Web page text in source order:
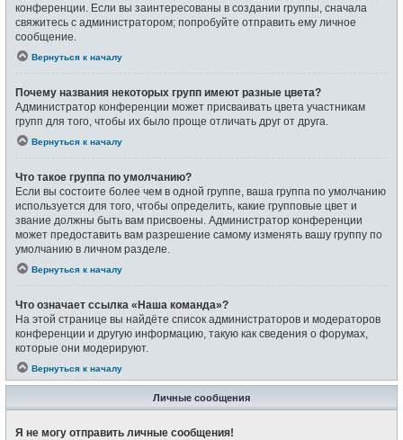
конференции. Если вы заинтересованы в создании группы, сначала
свяжитесь с администратором; попробуйте отправить ему личное
сообщение.
Вернуться к началу
Почему названия некоторых групп имеют разные цвета?
Администратор конференции может присваивать цвета участникам
групп для того, чтобы их было проще отличать друг от друга.
Вернуться к началу
Что такое группа по умолчанию?
Если вы состоите более чем в одной группе, ваша группа по умолчанию
используется для того, чтобы определить, какие групповые цвет и
звание должны быть вам присвоены. Администратор конференции
может предоставить вам разрешение самому изменять вашу группу по
умолчанию в личном разделе.
Вернуться к началу
Что означает ссылка «Наша команда»?
На этой странице вы найдёте список администраторов и модераторов
конференции и другую информацию, такую как сведения о форумах,
которые они модерируют.
Вернуться к началу
Личные сообщения
Я не могу отправить личные сообщения!